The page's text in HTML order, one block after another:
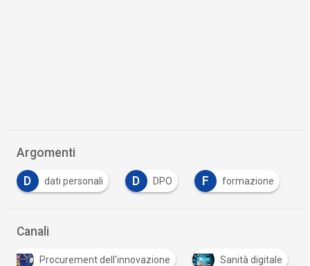
Argomenti
D DPO F formazione Intelligenza Artificiale
Canali
Procurement dell'innovazione Sanità digitale